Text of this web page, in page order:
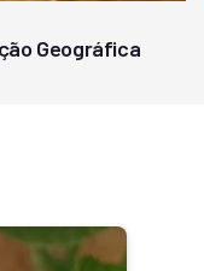
Geográfica